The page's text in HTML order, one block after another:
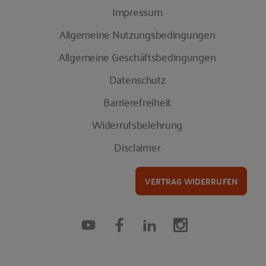
Impressum
Allgemeine Nutzungsbedingungen
Allgemeine Geschäftsbedingungen
Datenschutz
Barrierefreiheit
Widerrufsbelehrung
Disclaimer
VERTRAG WIDERRUFEN